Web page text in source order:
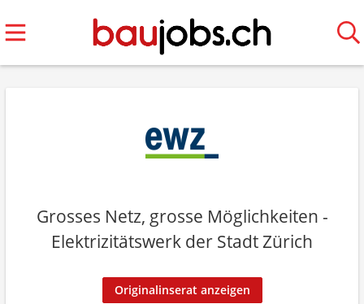
Grosses Netz, grosse Möglichkeiten -
Elektrizitätswerk der Stadt Zürich
Originalinserat anzeigen